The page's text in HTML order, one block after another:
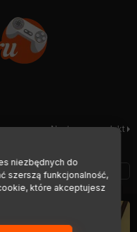
Następny produkt
niezbędnych do
szerszą funkcjonalność,
które akceptujesz